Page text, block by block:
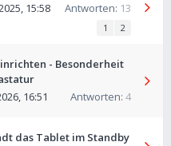
Antworten: 13
15:58
1 2
- Besonderheit
Antworten: 4
16:51
das Tablet im Standby